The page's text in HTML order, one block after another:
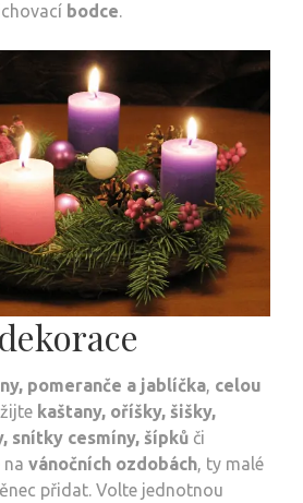
bodce.
pomeranče a jablíčka, celou
kaštany, oříšky, šišky,
snítky cesmíny, šípků či
na vánočních ozdobách, ty malé
přidat. Volte jednotnou